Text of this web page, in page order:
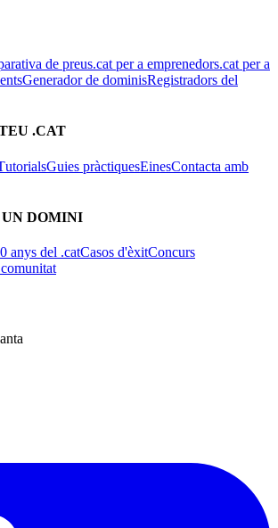
de preus.cat per a emprenedors.cat per a
Generador de dominisRegistradors del
.CAT
Guies pràctiquesEinesContacta amb
DOMINI
anys del .catCasos d'èxitConcurs